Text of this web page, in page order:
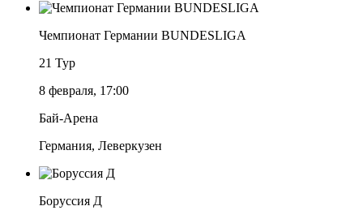
Чемпионат Германии BUNDESLIGA
21 Тур
8 февраля, 17:00
Бай-Арена
Германия, Леверкузен
Боруссия Д